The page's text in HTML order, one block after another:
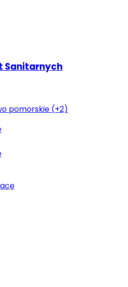
Sanitarnych
pomorskie (+2)